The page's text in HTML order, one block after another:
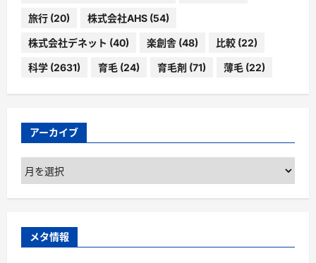
旅行 (20) 株式会社AHS (54)
株式会社デネット (40) 楽創舎 (48) 比較 (22)
科学 (2631) 育毛 (24) 育毛剤 (71) 薄毛 (22)
アーカイブ
ア
ー
カ
ブ
メタ情報